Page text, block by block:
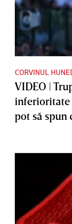
CORVINUL
VIDEO |
inferioritate
pot să spun